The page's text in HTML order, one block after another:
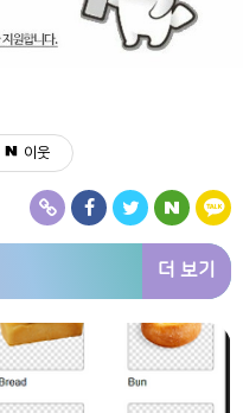
이웃
더 보기